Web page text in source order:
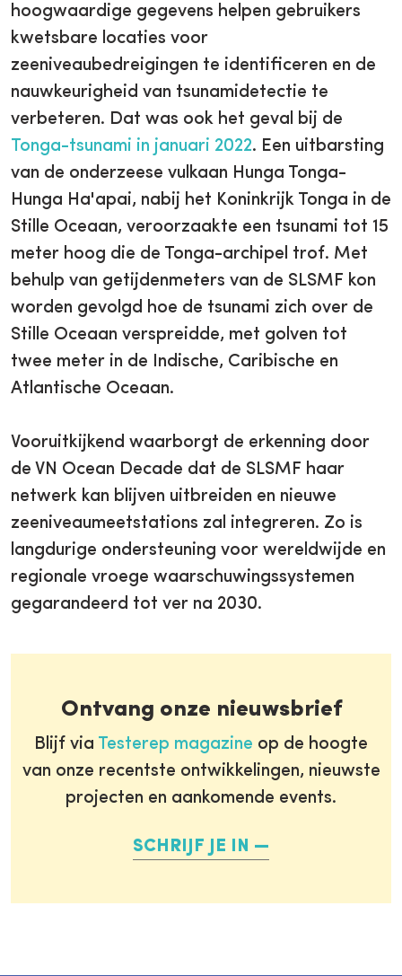
hoogwaardige gegevens helpen gebruikers
kwetsbare locaties voor
zeeniveaubedreigingen te identificeren en de
nauwkeurigheid van tsunamidetectie te
verbeteren. Dat was ook het geval bij de
Tonga-tsunami in januari 2022. Een uitbarsting
van de onderzeese vulkaan Hunga Tonga-
Hunga Ha'apai, nabij het Koninkrijk Tonga in de
Stille Oceaan, veroorzaakte een tsunami tot 15
meter hoog die de Tonga-archipel trof. Met
behulp van getijdenmeters van de SLSMF kon
worden gevolgd hoe de tsunami zich over de
Stille Oceaan verspreidde, met golven tot
twee meter in de Indische, Caribische en
Atlantische Oceaan.
Vooruitkijkend waarborgt de erkenning door
de VN Ocean Decade dat de SLSMF haar
netwerk kan blijven uitbreiden en nieuwe
zeeniveaumeetstations zal integreren. Zo is
langdurige ondersteuning voor wereldwijde en
regionale vroege waarschuwingssystemen
gegarandeerd tot ver na 2030.
Ontvang onze nieuwsbrief
Blijf via Testerep magazine op de hoogte
van onze recentste ontwikkelingen, nieuwste
projecten en aankomende events.
SCHRIJF JE IN